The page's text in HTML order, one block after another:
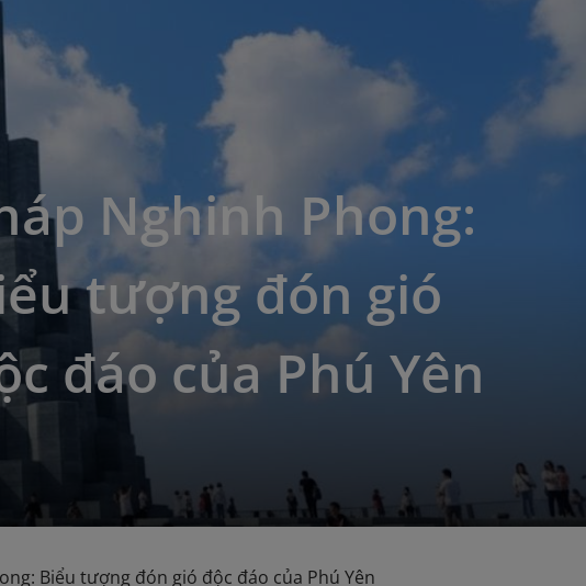
Nghinh Phong:
tượng đón gió
đáo của Phú Yên
Biểu tượng đón gió độc đáo của Phú Yên